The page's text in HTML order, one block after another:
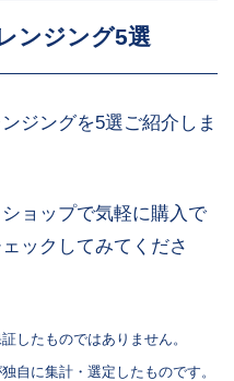
ンジング5選
ジングを5選ご紹介しま
ョップで気軽に購入で
ックしてみてくださ
したものではありません。
自に集計・選定したものです。